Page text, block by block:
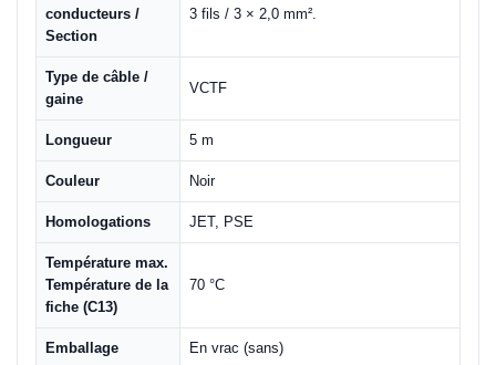
conducteurs /
Section
3 fils / 3 × 2,0 mm².
Type de câble /
gaine
VCTF
Longueur 5 m
Couleur Noir
Homologations JET, PSE
Température max.
Température de la
fiche (C13)
70 °C
Emballage En vrac (sans)